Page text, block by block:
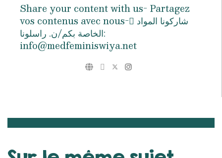
Share your content with us- Partagez
vos contenus avec nous- ِشاركونا المواد
الخاصة بكم/ن. راسلونا:
info@medfeminiswiya.net